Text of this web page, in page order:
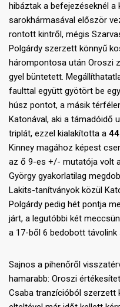
hibáztak a befejezéseknél a
sarokhármasával először
rontott kintről, mégis
Polgárdy szerzett könnyű
hárompontosa után Oroszi
gyel büntetett.
faulttal együtt gyötört be
húsz pontot, a másik
Katonával, aki a támadóidő
triplát, ezzel kialakította a
Kinney magához képest
az ő 9-es +/- mutatója volt
György gyakorlatilag
Lakits-tanítványok közül
Polgárdy pedig hét pontja
járt, a legutóbbi két
a 17-ből 6 bedobott távolink
Sajnos a pihenőről
hamarabb: Oroszi
Csaba tranzícióból